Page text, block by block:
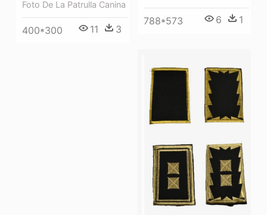
Foto De La Patrulla Canina
400*300 11 3
788*573 6 1